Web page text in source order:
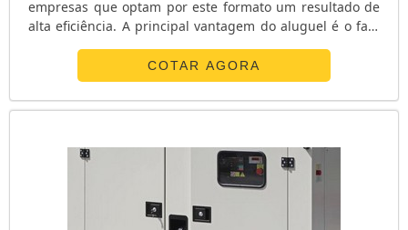
empresas que optam por este formato um resultado de
alta eficiência. A principal vantagem do aluguel é o fato
cliente, descartando gastos com manutenções
posteriores.Principais qualificações do serviço
Atendimento 24 horas por dia, sete dias por semana; É
COTAR AGORA